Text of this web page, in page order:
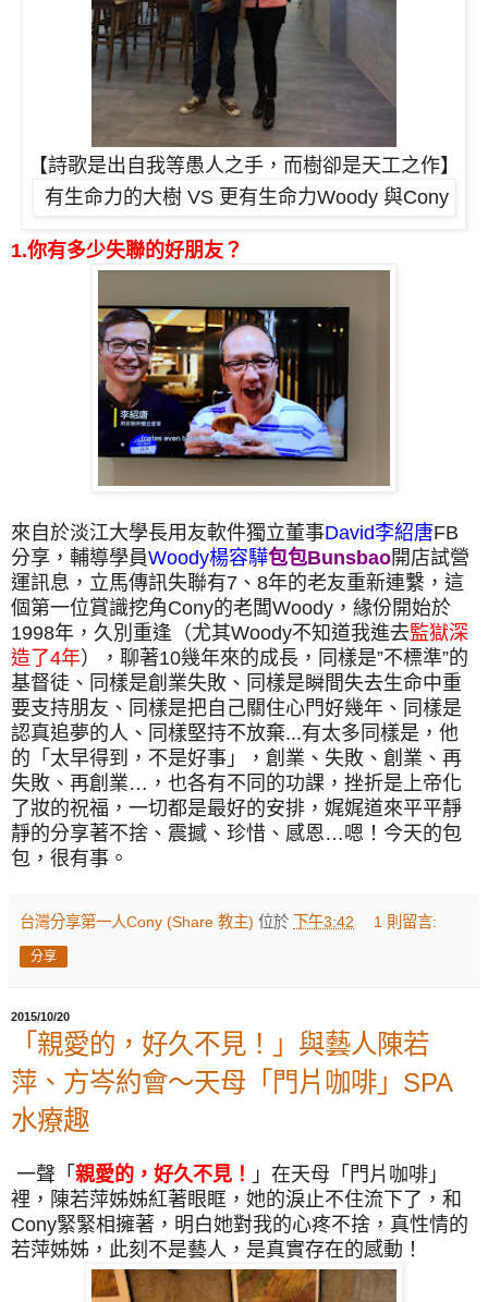
【詩歌是出自我等愚人之手，而樹卻是天工之作】
有生命力的大樹 VS 更有生命力Woody 與Cony
1.你有多少失聯的好朋友？
來自於淡江大學長用友軟件獨立董事David李紹唐FB
分享，輔導學員Woody楊容驊包包Bunsbao開店試營
運訊息，立馬傳訊失聯有7、8年的老友重新連繫，這
個第一位賞識挖角Cony的老闆Woody，緣份開始於
1998年，久別重逢（尤其Woody不知道我進去監獄深
造了4年），聊著10幾年來的成長，同樣是”不標準”的
基督徒、同樣是創業失敗、同樣是瞬間失去生命中重
要支持朋友、同樣是把自己關住心門好幾年、同樣是
認真追夢的人、同樣堅持不放棄...有太多同樣是，他
的「太早得到，不是好事」，創業、失敗、創業、再
失敗、再創業…，也各有不同的功課，挫折是上帝化
了妝的祝福，一切都是最好的安排，娓娓道來平平靜
靜的分享著不捨、震撼、珍惜、感恩…嗯！今天的包
包，很有事。
台灣分享第一人Cony (Share 教主) 位於 下午3:42 1 則留言:
分享
2015/10/20
「親愛的，好久不見！」與藝人陳若
萍、方岑約會～天母「門片咖啡」SPA
水療趣
一聲「 親愛的，好久不見！ 」在天母「門片咖啡」
裡， 陳若萍姊姊紅著眼眶，她的淚止不住流下了，和
Cony緊緊相擁著，明白她對我的心疼不捨，真性情的
若萍姊姊，此刻不是藝人，是真實存在的感動！